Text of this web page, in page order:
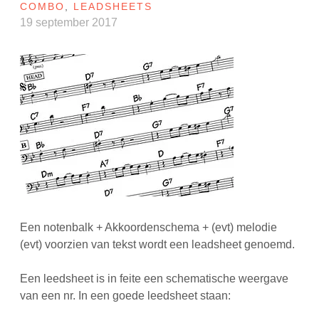
COMBO LEADSHEETS
19 september 2017
Een notenbalk + Akkoordenschema + (evt) melodie
(evt) voorzien van tekst wordt een leadsheet genoemd.
Een leedsheet is in feite een schematische weergave
van een nr. In een goede leedsheet staan: